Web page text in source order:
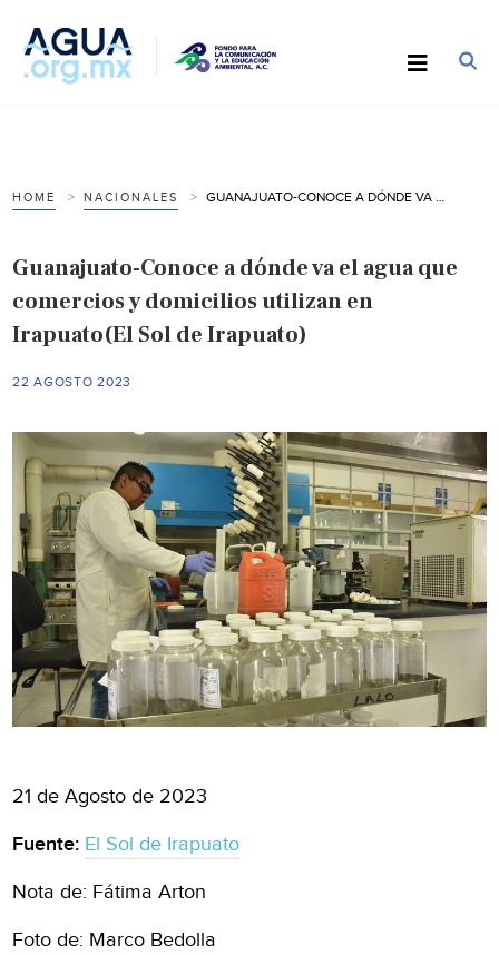
HOME NACIONALES
Guanajuato-Conoce a dónde va el agua que
comercios y domicilios utilizan en
Irapuato(El Sol de Irapuato)
22 AGOSTO 2023
21 de Agosto de 2023
Fuente: El Sol de Irapuato
Nota de: Fátima Arton
Foto de: Marco Bedolla